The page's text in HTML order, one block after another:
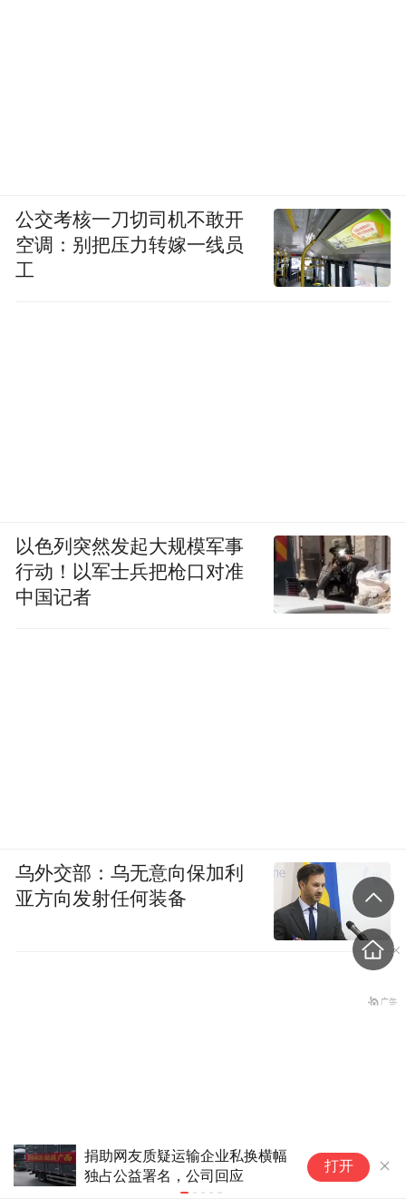
准爸妈一起做珍珠扇、学科普！
这场孕妇学校的母乳喂养课太治
打开
公交考核一刀切司机不敢开
空调：别把压力转嫁一线员
工
以色列突然发起大规模军事
行动！以军士兵把枪口对准
中国记者
乌外交部：乌无意向保加利
亚方向发射任何装备